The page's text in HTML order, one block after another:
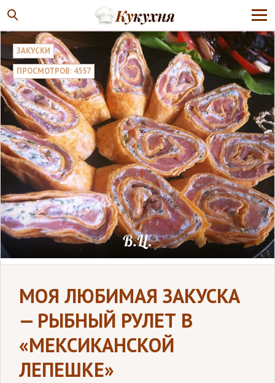
ЗАКУСКИ
ПРОСМОТРОВ: 4557
МОЯ ЛЮБИМАЯ ЗАКУСКА
— РЫБНЫЙ РУЛЕТ В
«МЕКСИКАНСКОЙ
ЛЕПЕШКЕ»